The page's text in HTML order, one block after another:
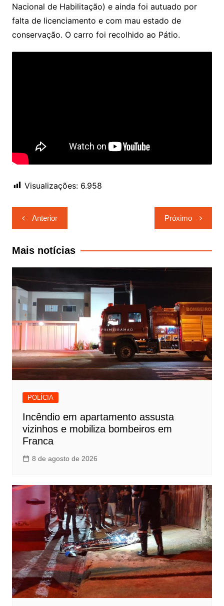
Nacional de Habilitação) e ainda foi autuado por
falta de licenciamento e com mau estado de
conservação. O carro foi recolhido ao Pátio.
Visualizações: 6.958
Navegação
de
Post
Anterior Próximo
Mais notícias
POLÍCIA
Incêndio em apartamento assusta
vizinhos e mobiliza bombeiros em
Franca
8 de agosto de 2026